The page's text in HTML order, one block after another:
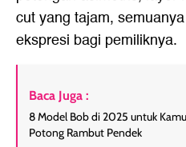
cut yang tajam,
ekspresi bagi pemiliknya.
Baca Juga :
8 Model Bob di 2025 untuk
Potong Rambut Pendek